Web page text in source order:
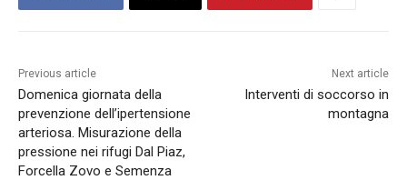
Previous article
Domenica giornata della
prevenzione dell’ipertensione
arteriosa. Misurazione della
pressione nei rifugi Dal Piaz,
Forcella Zovo e Semenza
Next article
Interventi di soccorso in
montagna